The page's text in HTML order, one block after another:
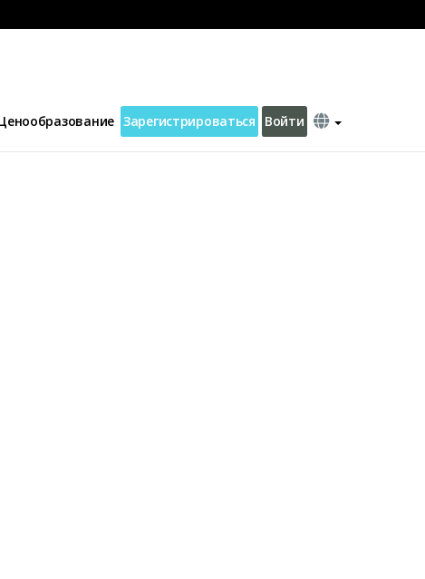
Зарегистрироваться Войти